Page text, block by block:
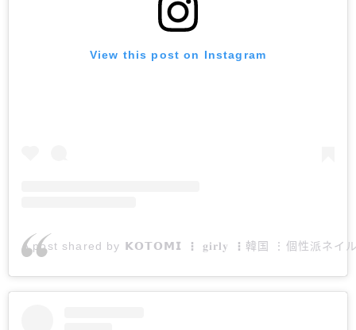
View this post on Instagram
A post shared by 𝗞𝗢𝗧𝗢𝗠𝗜 ⋮ 𝐠𝐢𝐫𝐥𝐲 ⋮韓国 ⋮個性派ネイ